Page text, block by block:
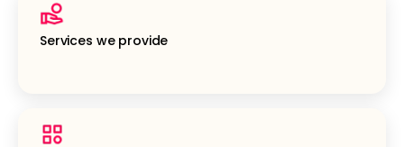
Services we provide